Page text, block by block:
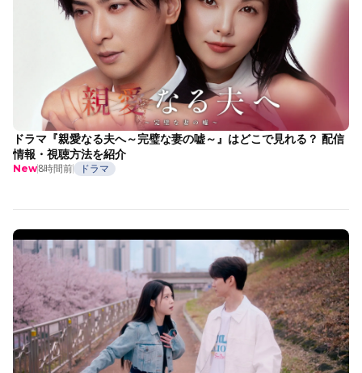
ドラマ『親愛なる夫へ～完璧な妻の嘘～』はどこで見れる？ 配信
情報・視聴方法を紹介
New8時間前 ドラマ